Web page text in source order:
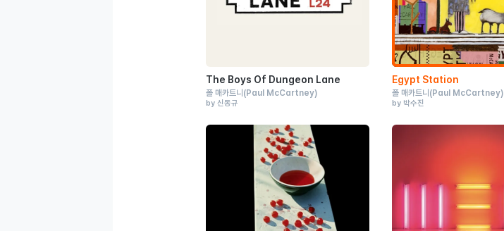
The Boys Of Dungeon Lane
폴 매카트니 (Paul McCartney)
by 신동규
Egypt Station
폴 매카트니 (Paul McCartney)
by 박수진